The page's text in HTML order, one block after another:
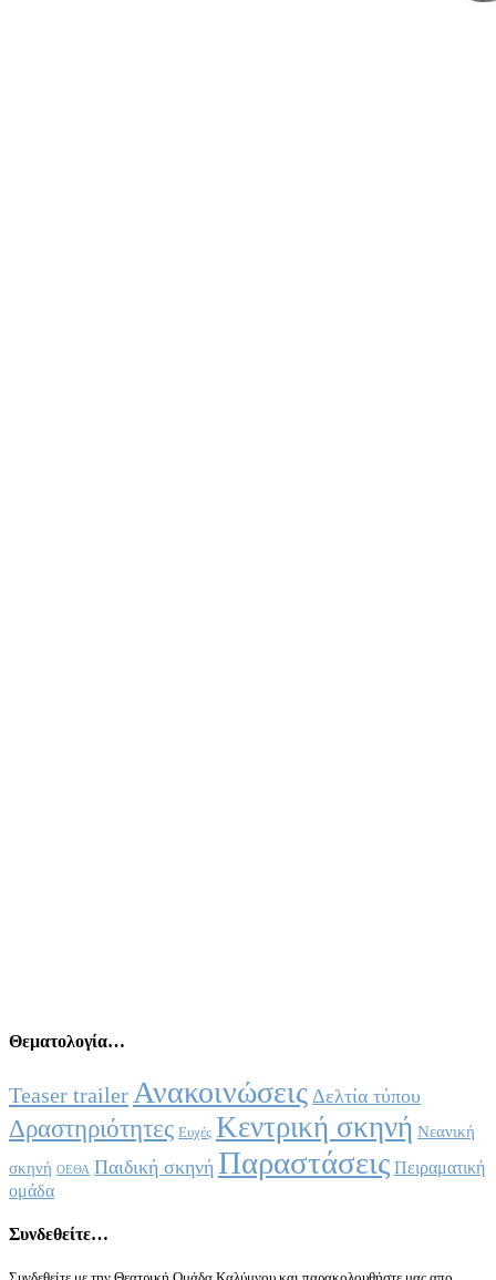
Θεματολογία…
Teaser trailer Ανακοινώσεις Δελτία τύπου
Δραστηριότητες Ευχές Κεντρική σκηνή Νεανική
σκηνή ΟΕΘΑ Παιδική σκηνή Παραστάσεις Πειραματική
ομάδα
Συνδεθείτε…